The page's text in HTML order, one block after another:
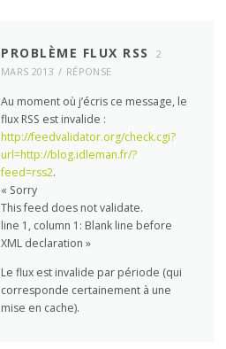
PROBLÈME FLUX RSS
2
MARS 2013
RÉPONSE
Au moment où j’écris ce message, le
flux RSS est invalide :
http://feedvalidator.org/check.cgi?
url=http://blog.idleman.fr/?
feed=rss2.
« Sorry
This feed does not validate.
line 1, column 1: Blank line before
XML declaration »
Le flux est invalide par période (qui
corresponde certainement à une
mise en cache).